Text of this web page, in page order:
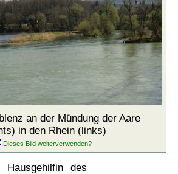
an der Mündung der Aare
in den Rhein (links)
des